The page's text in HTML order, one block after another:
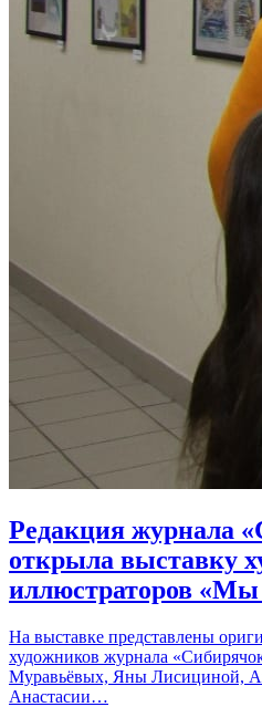
Редакция журнала
открыла выставку
иллюстраторов «Мы
На выставке представлены
художников журнала
Муравьёвых, Яны Лисициной,
Анастасии…